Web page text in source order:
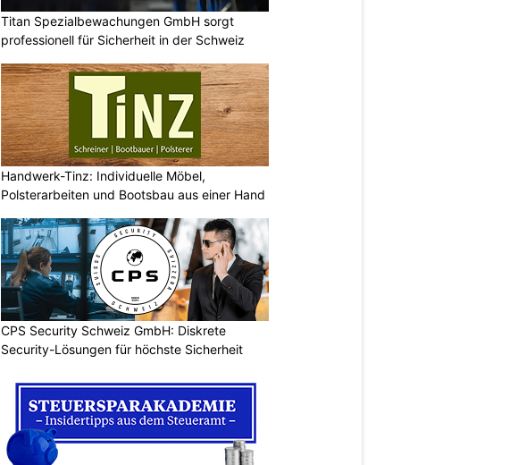
Titan Spezialbewachungen GmbH sorgt
professionell für Sicherheit in der Schweiz
Handwerk-Tinz: Individuelle Möbel,
Polsterarbeiten und Bootsbau aus einer Hand
CPS Security Schweiz GmbH: Diskrete
Security-Lösungen für höchste Sicherheit